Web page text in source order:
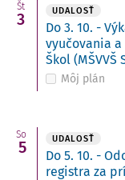
Št
3 UDALOSŤ
Do 3. 10. -
vyučovania
Škol (MŠVVŠ
Môj plán
So
5 UDALOSŤ
Do 5. 10. -
registra za